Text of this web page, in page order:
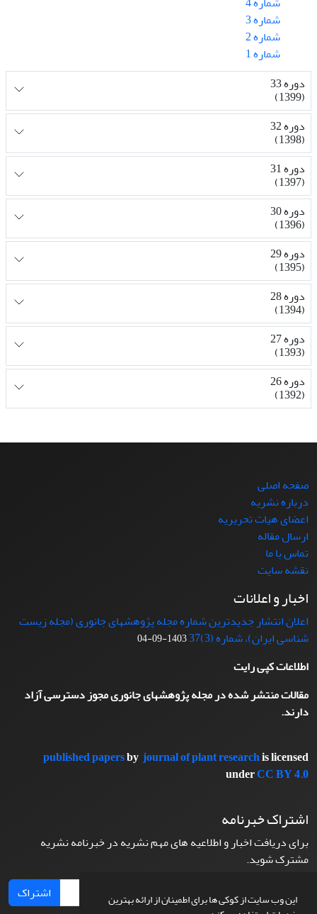
این وب سایت از کوکی ها برای اطمینان از ارائه بهترین
شماره 3
شماره 2
شماره 1
دوره 33
(1399)
دوره 32
(1398)
دوره 31
(1397)
دوره 30
(1396)
دوره 29
(1395)
دوره 28
(1394)
دوره 27
(1393)
دوره 26
(1392)
صفحه اصلی
درباره نشریه
اعضای هیات تحریریه
ارسال مقاله
تماس با ما
نقشه سایت
اخبار و اعلانات
اعلان انتشار جدیدترین شماره مجله پژوهشهای جانوری (مجله زیست
شناسی ایران)، شماره (3)37
1403-09-04
اطلاعات کپی رایت
مقالات منتشر شده در مجله پژوهشهای جانوری مجوز دسترسی آزاد
دارند.
published papersbyjournal of plant researchis licensed
underCC BY 4.0
اشتراک خبرنامه
برای دریافت اخبار و اطلاعیه های مهم نشریه در خبرنامه نشریه
مشترک شوید.
اشتراک